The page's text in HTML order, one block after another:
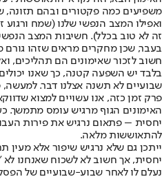
משפיעים כמה פקטורים ובהם תזונה,
ואפילו המצב הנפשי שלנו (שמח ורגוע
זה לא טוב בכלל). חשיבות המצב
בעבר, שכן מחקרים מראים שזהו גורם
חשוב לזכור שאימונים הם תהליכים,
בלבד יש השפעה קטנה, כך שאנו
שבועיים לא תשנה אצלנו דבר.
פרק זמן כזה, אנו עשויים למצוא
האימונים הגוף מרגיש עומס מתמשך.
יחסית – פתאום נרגיש את פירות
להתאוששות מלאה.
ייתכן גם שלא נרגיש שיפור אלא מעין
יחסית, אך חשוב לא לשכוח שאנחנו
נעלם לו לאחר שבוע-שבועיים של